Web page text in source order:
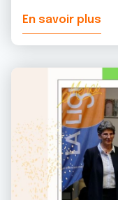
En savoir plus